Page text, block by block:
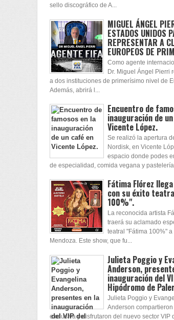
sello discográfico de A...
MIGUEL ÁNGEL
ESTADOS UNIDOS
REPRESENTAR A
EUROPEOS DE
Como agente
Dr. Miguel Ángel Pierri
a dos instituciones de primerísimo nivel de
Además, abrirá l...
Encuentro de
inauguración de
Vicente López.
Se realizó la apertura
Nordisk, en Vicente
espacio donde podes
de especialidad, comida vegana y pastelería
Fátima Flórez
con su éxito
100%".
La reconocida artista
traerá su aclamado
teatral "Fátima 100%"
Mendoza. Este show, que fu...
Julieta Poggio y
Anderson,
inauguración del
Hipódromo de
Julieta Poggio y
Anderson
exclusiva y disfrutaron del nuevo sector VIP